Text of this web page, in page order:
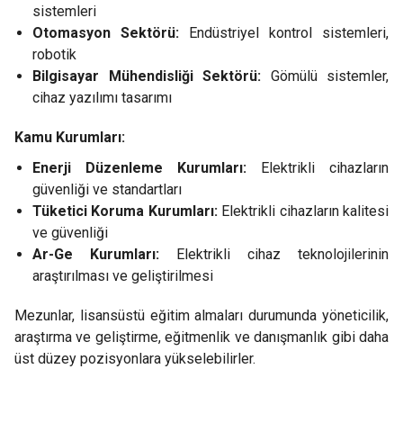
sistemleri
Otomasyon Sektörü: Endüstriyel kontrol sistemleri,
robotik
Bilgisayar Mühendisliği Sektörü: Gömülü sistemler,
cihaz yazılımı tasarımı
Kamu Kurumları:
Enerji Düzenleme Kurumları: Elektrikli cihazların
güvenliği ve standartları
Tüketici Koruma Kurumları:Elektrikli cihazların kalitesi
ve güvenliği
Ar-Ge Kurumları: Elektrikli cihaz teknolojilerinin
araştırılması ve geliştirilmesi
Mezunlar, lisansüstü eğitim almaları durumunda yöneticilik,
araştırma ve geliştirme, eğitmenlik ve danışmanlık gibi daha
üst düzey pozisyonlara yükselebilirler.